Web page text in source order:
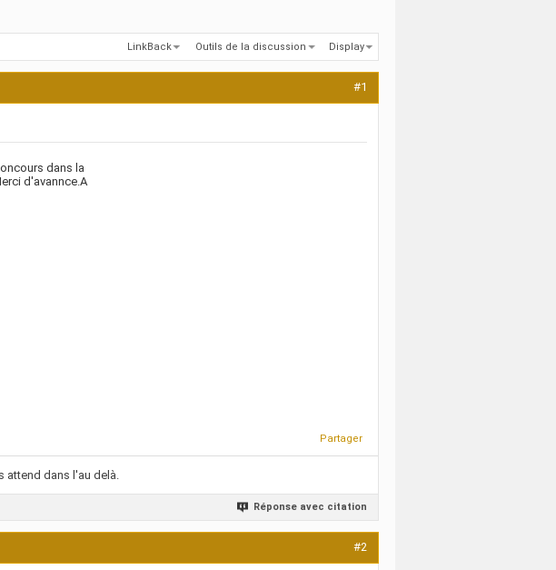
LinkBack Outils de la discussion Display
#1
dans la
d'avannce.A
Partager
attend dans l'au delà.
Réponse avec citation
#2